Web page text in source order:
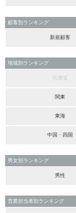
顧客別ランキング
新規顧客
地域別ランキング
北海道
関東
東海
中国・四国
男女別ランキング
男性
営業担当者別ランキング